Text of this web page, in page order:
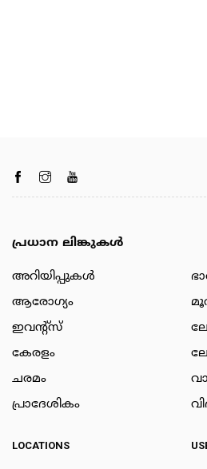
പ്രധാന ലിങ്കുകൾ
അറിയിപ്പുകള്‍
ആരോഗ്യം
ഇവന്റ്സ്
കേരളം
ചരമം
പ്രാദേശികം
LOCATIONS